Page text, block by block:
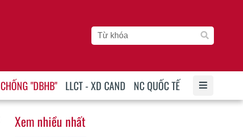
CHỐNG "DBHB" LLCT - XD CAND NC QUỐC TẾ
Xem nhiều nhất